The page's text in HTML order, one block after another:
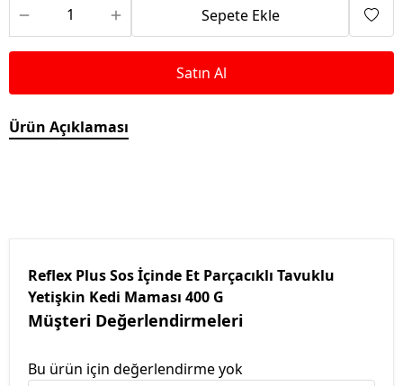
Sepete Ekle
Satın Al
Ürün Açıklaması
Reflex Plus Sos İçinde Et Parçacıklı Tavuklu
Yetişkin Kedi Maması 400 G
Müşteri Değerlendirmeleri
Bu ürün için değerlendirme yok